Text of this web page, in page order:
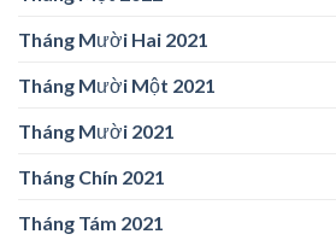
Tháng Mười Hai 2021
Tháng Mười Một 2021
Tháng Mười 2021
Tháng Chín 2021
Tháng Tám 2021